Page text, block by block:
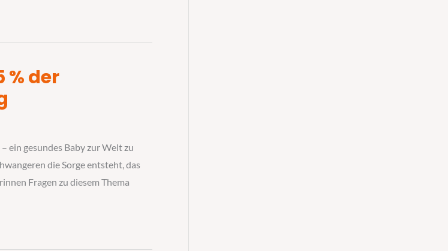
% der
ein gesundes Baby zur Welt zu
die Sorge entsteht, das
Fragen zu diesem Thema